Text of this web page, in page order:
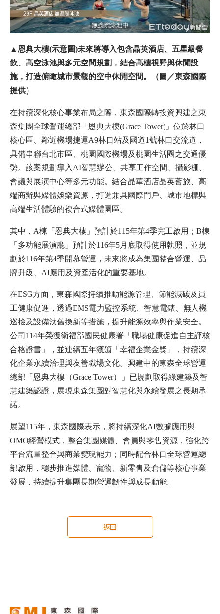
▲恩典大樓(示意圖)未來將導入包含晶英酒店、五星級餐
飲、高空泳池與多元空間規劃，結合高樓視野與休閒設
施，打造俯瞰城市景觀的空中休閒空間。（圖／東森國際
提供）
在持續深化核心事業布局之際，東森國際轉投資興建之東
森集團全球營運總部「恩典大樓(Grace Tower)」位於林口
核心區、鄰近機場捷運A9林口站及國道1號林口交流道，
具備串聯台北市區、桃園國際機場及桃園生活圈之交通優
勢。該案規劃導入AI智慧辦公、共享工作空間、攝影棚、
會議與展演中心等多元功能。結合晶華酒店晶英薈旅、高
端商辦與媒體娛樂資源，打造兼具國際門戶、城市地標與
高端生活體驗的複合式媒體園區。
其中，A棟「恩典大樓」預計於115年第4季完工啟用；B棟
「多功能展演廳」預計於116年5月底取得使用執照，並規
劃於116年第4季開幕營運，未來將成為集團整合營運、品
牌升級、AI應用及資產活化的重要基地。
在ESG方面，東森國際持續推動能源管理、節能減碳及員
工健康促進，透過EMS電力監控系統、智慧電錶、無人機
巡檢及設備汰舊換新等措施，提升能源效率與作業安全。
公司114年榮獲衛福部國民健康署「職場健康促進自主評核
合格證書」，並連續五年獲頒「幸福企業金獎」，持續深
化企業永續治理與友善職場文化。興建中的東森全球營運
總部「恩典大樓（Grace Tower）」已規劃取得綠建築及智
慧建築認證，展現東森集團對智慧化與永續發展之長期承
諾。
展望115年，東森國際表示，將持續深化AI數據應用與
OMO經營模式，整合集團媒體、會員與零售資源，強化跨
平台流量整合與商業變現能力；同時配合林口全球營運總
部啟用，穩步推進媒體、寵物、新零售及倉儲等核心事業
發展，持續提升集團長期營運韌性與成長動能。
返回